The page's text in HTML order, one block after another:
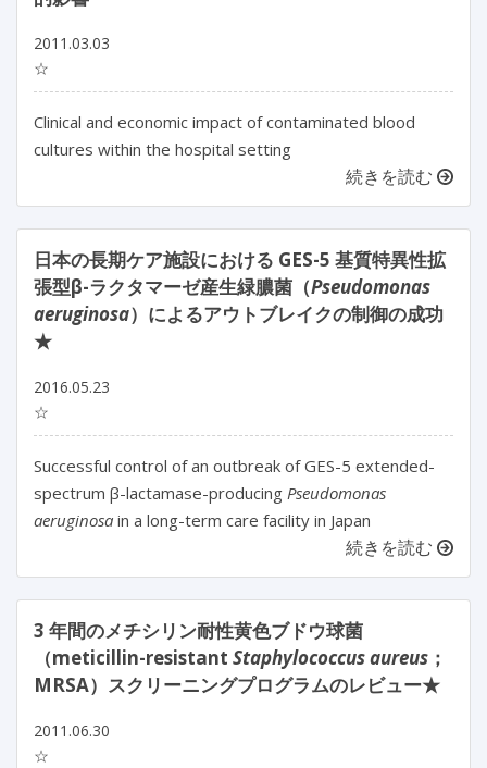
2011.03.03
☆
Clinical and economic impact of contaminated blood
cultures within the hospital setting
続きを読む
日本の長期ケア施設における GES-5 基質特異性拡
張型β-ラクタマーゼ産生緑膿菌（Pseudomonas
aeruginosa）によるアウトブレイクの制御の成功
★
2016.05.23
☆
Successful control of an outbreak of GES-5 extended-
spectrum β-lactamase-producing Pseudomonas
aeruginosa in a long-term care facility in Japan
続きを読む
3 年間のメチシリン耐性黄色ブドウ球菌
（meticillin-resistant Staphylococcus aureus ；
MRSA）スクリーニングプログラムのレビュー★
2011.06.30
☆